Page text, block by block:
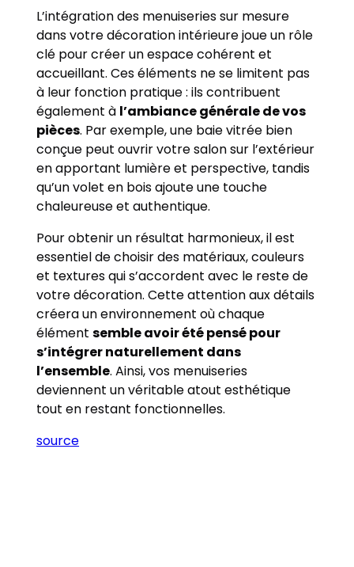
L’intégration des menuiseries sur mesure
dans votre décoration intérieure joue un rôle
clé pour créer un espace cohérent et
accueillant. Ces éléments ne se limitent pas
à leur fonction pratique : ils contribuent
également à l’ambiance générale de vos
pièces. Par exemple, une baie vitrée bien
conçue peut ouvrir votre salon sur l’extérieur
en apportant lumière et perspective, tandis
qu’un volet en bois ajoute une touche
chaleureuse et authentique.
Pour obtenir un résultat harmonieux, il est
essentiel de choisir des matériaux, couleurs
et textures qui s’accordent avec le reste de
votre décoration. Cette attention aux détails
créera un environnement où chaque
élémentsemble avoir été pensé pour
s’intégrer naturellement dans
l’ensemble. Ainsi, vos menuiseries
deviennent un véritable atout esthétique
tout en restant fonctionnelles.
source